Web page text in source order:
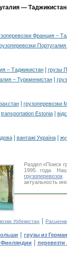
—
Франция –
– Таджикистан|
грузы
– Туркменистан|
|
грузоперевозки
transportation Estonia|
| вантажі Україна|
Раздел «Поиск
1995 года.
грузоперевозок
актуальность
Узбекистан |
| грузы из
Финляндии | перевезти